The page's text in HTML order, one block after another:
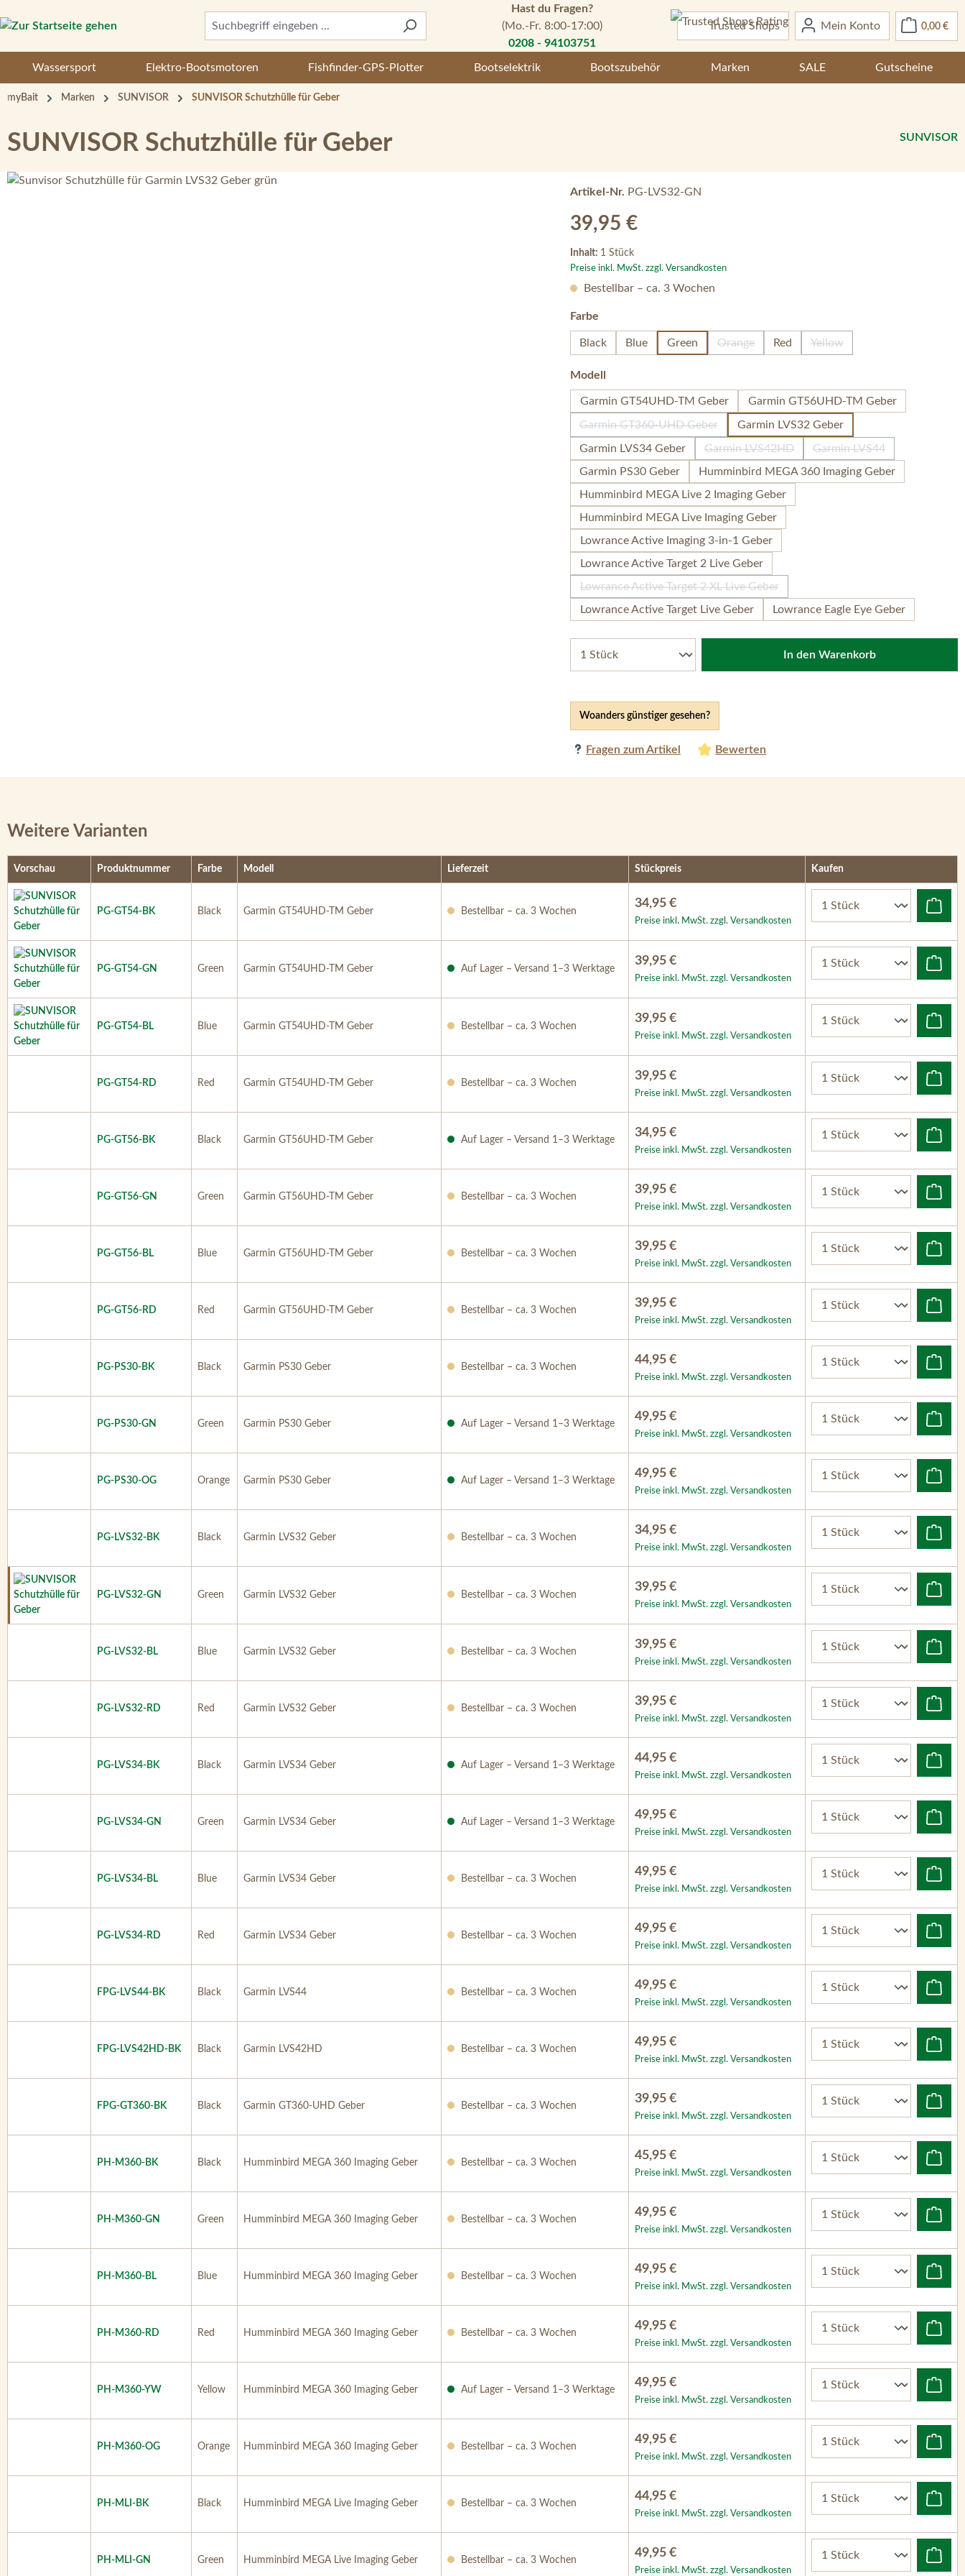
Hauptinhalt springen
Zur Suche springen
Hast du Fragen?
(Mo.-Fr. 8:00-17:00)
0208 - 94103751
Trusted Shops Mein Konto 0,00 €
Wassersport Elektro-Bootsmotoren Fishfinder-GPS-Plotter Bootselektrik Bootszubehör Marken SALE Gutscheine
myBait Marken SUNVISOR SUNVISOR Schutzhülle für Geber
SUNVISOR Schutzhülle für Geber SUNVISOR
Bildergalerie überspringen
Artikel-Nr. PG-LVS32-GN
Regulärer Preis:
39,95 €
Inhalt: 1 Stück
Preise inkl. MwSt. zzgl. Versandkosten
Woanders günstiger gesehen?
Fragen zum Artikel Bewerten
Bestellbar – ca. 3 Wochen
Farbe
Black Blue Green Orange
(Diese Option ist zurzeit nicht verfügbar.)
Red Yellow
Modell
Garmin GT54UHD-TM Geber Garmin GT56UHD-TM Geber
Garmin GT360-UHD Geber Garmin LVS32 Geber
Garmin LVS34 Geber Garmin LVS42HD Garmin LVS44
Garmin PS30 Geber
Humminbird MEGA 360 Imaging Geber
Humminbird MEGA Live 2 Imaging Geber
Humminbird MEGA Live Imaging Geber
Lowrance Active Imaging 3-in-1 Geber
Lowrance Active Target 2 Live Geber
Lowrance Active Target 2 XL Live Geber
(Diese Option ist zurzeit nicht verfügbar.)
Lowrance Active Target Live Geber Lowrance Eagle Eye Geber
In den Warenkorb
Weitere Varianten
Vorschau Produktnummer Farbe Modell Lieferzeit Stückpreis Kaufen
PG-GT54-BK Black Garmin GT54UHD-TM Geber Bestellbar – ca. 3 Wochen
34,95 €
Preise inkl. MwSt. zzgl. Versandkosten
PG-GT54-GN Green Garmin GT54UHD-TM Geber Auf Lager – Versand 1–3 Werktage
39,95 €
Preise inkl. MwSt. zzgl. Versandkosten
PG-GT54-BL Blue Garmin GT54UHD-TM Geber Bestellbar – ca. 3 Wochen
39,95 €
Preise inkl. MwSt. zzgl. Versandkosten
PG-GT54-RD Red Garmin GT54UHD-TM Geber Bestellbar – ca. 3 Wochen
39,95 €
Preise inkl. MwSt. zzgl. Versandkosten
PG-GT56-BK Black Garmin GT56UHD-TM Geber Auf Lager – Versand 1–3 Werktage
34,95 €
Preise inkl. MwSt. zzgl. Versandkosten
PG-GT56-GN Green Garmin GT56UHD-TM Geber Bestellbar – ca. 3 Wochen
39,95 €
Preise inkl. MwSt. zzgl. Versandkosten
PG-GT56-BL Blue Garmin GT56UHD-TM Geber Bestellbar – ca. 3 Wochen
39,95 €
Preise inkl. MwSt. zzgl. Versandkosten
PG-GT56-RD Red Garmin GT56UHD-TM Geber Bestellbar – ca. 3 Wochen
39,95 €
Preise inkl. MwSt. zzgl. Versandkosten
PG-PS30-BK Black Garmin PS30 Geber Bestellbar – ca. 3 Wochen
44,95 €
Preise inkl. MwSt. zzgl. Versandkosten
PG-PS30-GN Green Garmin PS30 Geber Auf Lager – Versand 1–3 Werktage
49,95 €
Preise inkl. MwSt. zzgl. Versandkosten
PG-PS30-OG Orange Garmin PS30 Geber Auf Lager – Versand 1–3 Werktage
49,95 €
Preise inkl. MwSt. zzgl. Versandkosten
PG-LVS32-BK Black Garmin LVS32 Geber Bestellbar – ca. 3 Wochen
34,95 €
Preise inkl. MwSt. zzgl. Versandkosten
PG-LVS32-GN Green Garmin LVS32 Geber Bestellbar – ca. 3 Wochen
39,95 €
Preise inkl. MwSt. zzgl. Versandkosten
PG-LVS32-BL Blue Garmin LVS32 Geber Bestellbar – ca. 3 Wochen
39,95 €
Preise inkl. MwSt. zzgl. Versandkosten
PG-LVS32-RD Red Garmin LVS32 Geber Bestellbar – ca. 3 Wochen
39,95 €
Preise inkl. MwSt. zzgl. Versandkosten
PG-LVS34-BK Black Garmin LVS34 Geber Auf Lager – Versand 1–3 Werktage
44,95 €
Preise inkl. MwSt. zzgl. Versandkosten
PG-LVS34-GN Green Garmin LVS34 Geber Auf Lager – Versand 1–3 Werktage
49,95 €
Preise inkl. MwSt. zzgl. Versandkosten
PG-LVS34-BL Blue Garmin LVS34 Geber Bestellbar – ca. 3 Wochen
49,95 €
Preise inkl. MwSt. zzgl. Versandkosten
PG-LVS34-RD Red Garmin LVS34 Geber Bestellbar – ca. 3 Wochen
49,95 €
Preise inkl. MwSt. zzgl. Versandkosten
FPG-LVS44-BK Black Garmin LVS44 Bestellbar – ca. 3 Wochen
49,95 €
Preise inkl. MwSt. zzgl. Versandkosten
FPG-LVS42HD-BK Black Garmin LVS42HD Bestellbar – ca. 3 Wochen
49,95 €
Preise inkl. MwSt. zzgl. Versandkosten
FPG-GT360-BK Black Garmin GT360-UHD Geber Bestellbar – ca. 3 Wochen
39,95 €
Preise inkl. MwSt. zzgl. Versandkosten
PH-M360-BK Black Humminbird MEGA 360 Imaging Geber Bestellbar – ca. 3 Wochen
45,95 €
Preise inkl. MwSt. zzgl. Versandkosten
PH-M360-GN Green Humminbird MEGA 360 Imaging Geber Bestellbar – ca. 3 Wochen
49,95 €
Preise inkl. MwSt. zzgl. Versandkosten
PH-M360-BL Blue Humminbird MEGA 360 Imaging Geber Bestellbar – ca. 3 Wochen
49,95 €
Preise inkl. MwSt. zzgl. Versandkosten
PH-M360-RD Red Humminbird MEGA 360 Imaging Geber Bestellbar – ca. 3 Wochen
49,95 €
Preise inkl. MwSt. zzgl. Versandkosten
PH-M360-YW Yellow Humminbird MEGA 360 Imaging Geber Auf Lager – Versand 1–3 Werktage
49,95 €
Preise inkl. MwSt. zzgl. Versandkosten
PH-M360-OG Orange Humminbird MEGA 360 Imaging Geber Bestellbar – ca. 3 Wochen
49,95 €
Preise inkl. MwSt. zzgl. Versandkosten
PH-MLI-BK Black Humminbird MEGA Live Imaging Geber Bestellbar – ca. 3 Wochen
44,95 €
Preise inkl. MwSt. zzgl. Versandkosten
PH-MLI-GN Green Humminbird MEGA Live Imaging Geber Bestellbar – ca. 3 Wochen
49,95 €
Preise inkl. MwSt. zzgl. Versandkosten